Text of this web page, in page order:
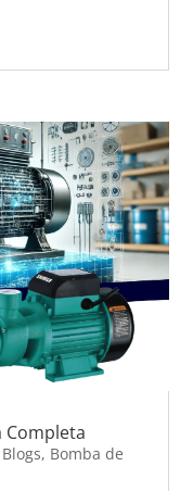
Completa
Blogs, Bomba de